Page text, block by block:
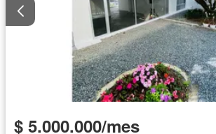
$ 5.000.000/mes